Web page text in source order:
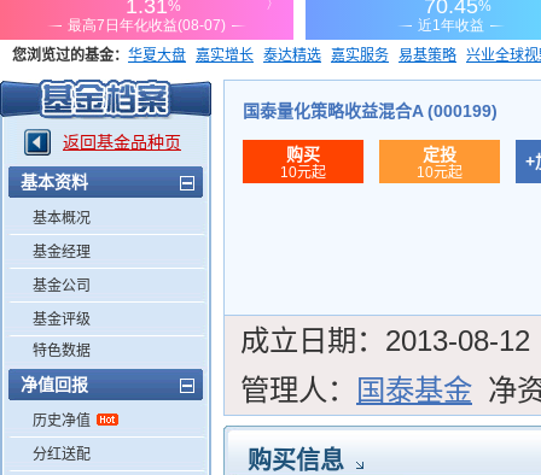
您浏览过的基金： 华夏大盘 嘉实增长 泰达精选 嘉实服务 易基策略 兴业全球
添富优势 华安宏利 上证180价值ETF
返回基金品种页
基本资料
基本概况
基金经理
基金公司
基金评级
特色数据
净值回报
历史净值
分红送配
国泰量化策略收益混合A (000199)
购买
10元起
定投
10元起
+
成立日期： 2013-08-12
管理人：
国泰基金 净
购买信息